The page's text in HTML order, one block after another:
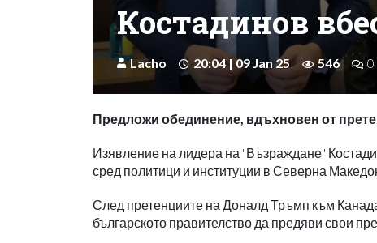
Костадинов
Lacho 20:04 | 09 Jan 25 546 0
Предложи обединение, вдъхновен от
Изявление на лидера на "Възраждане"
сред политици и институции в Северна
След претенциите на Доналд Тръмп към
българското правителство да предяви свои